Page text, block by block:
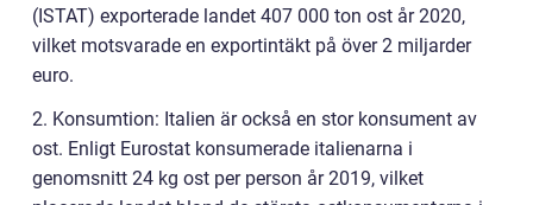
(ISTAT) exporterade landet 407 000 ton ost år 2020,
vilket motsvarade en exportintäkt på över 2 miljarder
euro.
2. Konsumtion: Italien är också en stor konsument av
ost. Enligt Eurostat konsumerade italienarna i
genomsnitt 24 kg ost per person år 2019, vilket